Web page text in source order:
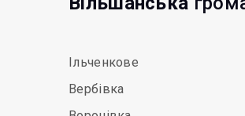
Ільченкове
Вербівка